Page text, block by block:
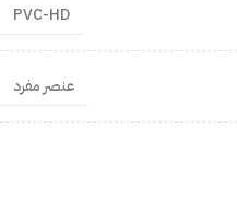
PVC-HD
عنصر مفرد